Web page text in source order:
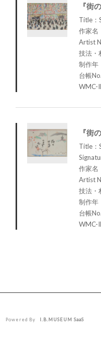
『街
Title：
作家名
Artist
技法・
制作年
台帳
WMC-
『街
Title：
作家名
Artist
技法・
制作年
台帳
WMC-
Powered By I.B.MUSEUM SaaS